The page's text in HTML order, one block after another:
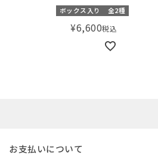
（カトラリー付き）
ボックス入り 全2種
¥6,600税込
ェフ）
お支払いについて